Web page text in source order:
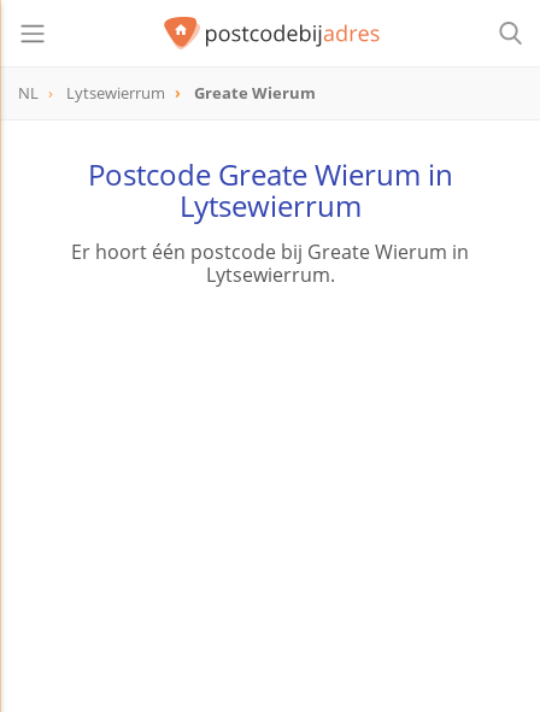
NL Lytsewierrum Greate Wierum
Postcode Greate Wierum in
Lytsewierrum
Er hoort één postcode bij Greate Wierum in
Lytsewierrum.